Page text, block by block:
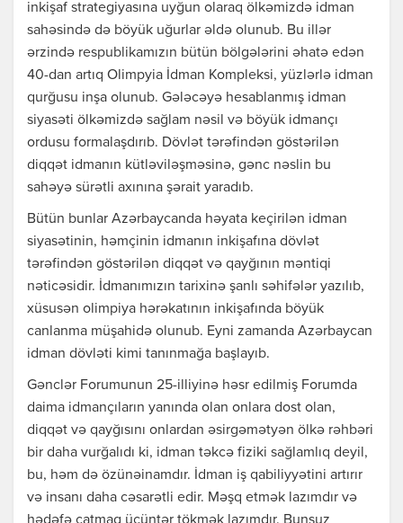
inkişaf strategiyasına uyğun olaraq ölkəmizdə idman
sahəsində də böyük uğurlar əldə olunub. Bu illər
ərzində respublikamızın bütün bölgələrini əhatə edən
40-dan artıq Olimpyia İdman Kompleksi, yüzlərlə idman
qurğusu inşa olunub. Gələcəyə hesablanmış idman
siyasəti ölkəmizdə sağlam nəsil və böyük idmançı
ordusu formalaşdırıb. Dövlət tərəfindən göstərilən
diqqət idmanın kütləviləşməsinə, gənc nəslin bu
sahəyə sürətli axınına şərait yaradıb.
Bütün bunlar Azərbaycanda həyata keçirilən idman
siyasətinin, həmçinin idmanın inkişafına dövlət
tərəfindən göstərilən diqqət və qayğının məntiqi
nəticəsidir. İdmanımızın tarixinə şanlı səhifələr yazılıb,
xüsusən olimpiya hərəkatının inkişafında böyük
canlanma müşahidə olunub. Eyni zamanda Azərbaycan
idman dövləti kimi tanınmağa başlayıb.
Gənclər Forumunun 25-illiyinə həsr edilmiş Forumda
daima idmançıların yanında olan onlara dost olan,
diqqət və qayğısını onlardan əsirgəmətyən ölkə rəhbəri
bir daha vurğalıdı ki, idman təkcə fiziki sağlamlıq deyil,
bu, həm də özünəinamdır. İdman iş qabiliyyətini artırır
və insanı daha cəsarətli edir. Məşq etmək lazımdır və